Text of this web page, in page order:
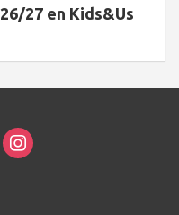
27 en Kids&Us
instagram